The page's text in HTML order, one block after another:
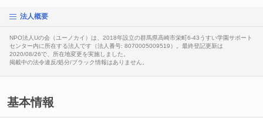
法人概要
NPO法人Uの会（ユーノカイ）は、2018年設立の群馬県高崎市栄町6-43うすい学園サポート
センター内に所在する法人です（法人番号: 8070005009519）。最終登記更新は
2020/08/26で、所在地変更を実施しました。
掲載中の法令違反/処分/ブラック情報はありません。
基本情報